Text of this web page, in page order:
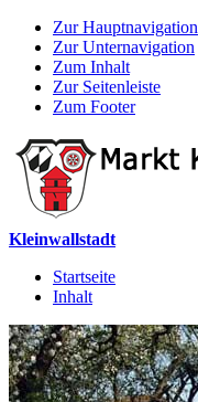
Zur Hauptnavigation
Zur Unternavigation
Zum Inhalt
Zur Seitenleiste
Zum Footer
Kleinwallstadt
Startseite
Inhalt